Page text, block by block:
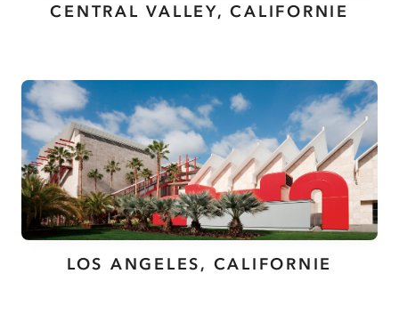
CENTRAL VALLEY, CALIFORNIE
LOS ANGELES, CALIFORNIE